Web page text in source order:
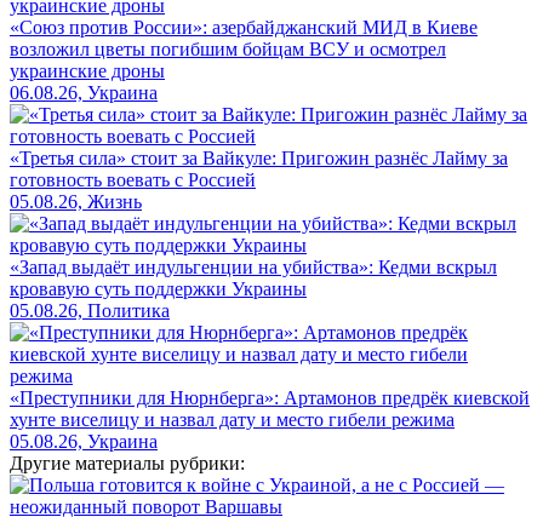
«Союз против России»: азербайджанский МИД в Киеве
возложил цветы погибшим бойцам ВСУ и осмотрел
украинские дроны
06.08.26, Украина
«Третья сила» стоит за Вайкуле: Пригожин разнёс Лайму за
готовность воевать с Россией
05.08.26, Жизнь
«Запад выдаёт индульгенции на убийства»: Кедми вскрыл
кровавую суть поддержки Украины
05.08.26, Политика
«Преступники для Нюрнберга»: Артамонов предрёк киевской
хунте виселицу и назвал дату и место гибели режима
05.08.26, Украина
Другие материалы рубрики: